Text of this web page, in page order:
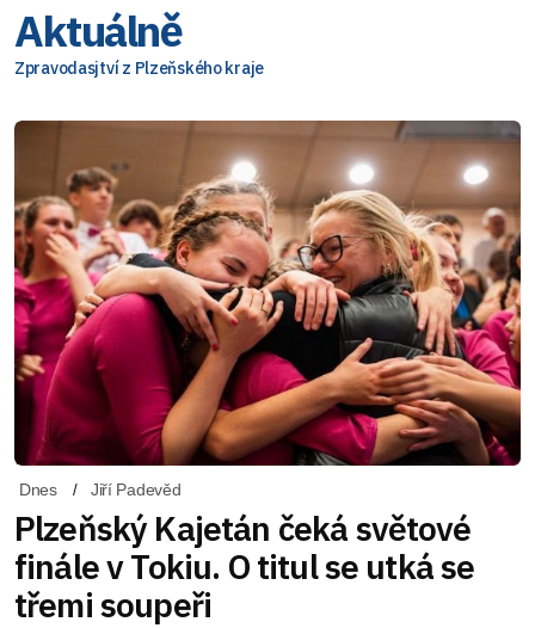
Aktuálně
Zpravodasjtví z Plzeňského kraje
Dnes Jiří Padevěd
Plzeňský Kajetán čeká světové
finále v Tokiu. O titul se utká se
třemi soupeři